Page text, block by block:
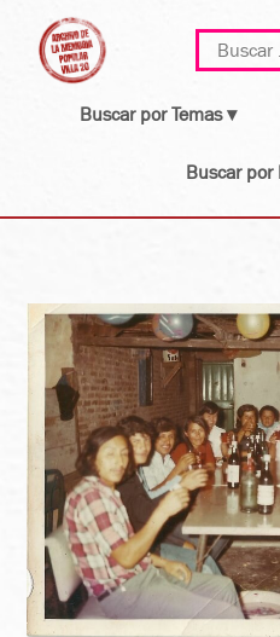
content
Buscar por Temas ▾
Buscar